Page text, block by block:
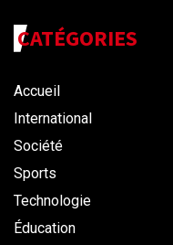
CATÉGORIES
Accueil
International
Société
Sports
Technologie
Éducation